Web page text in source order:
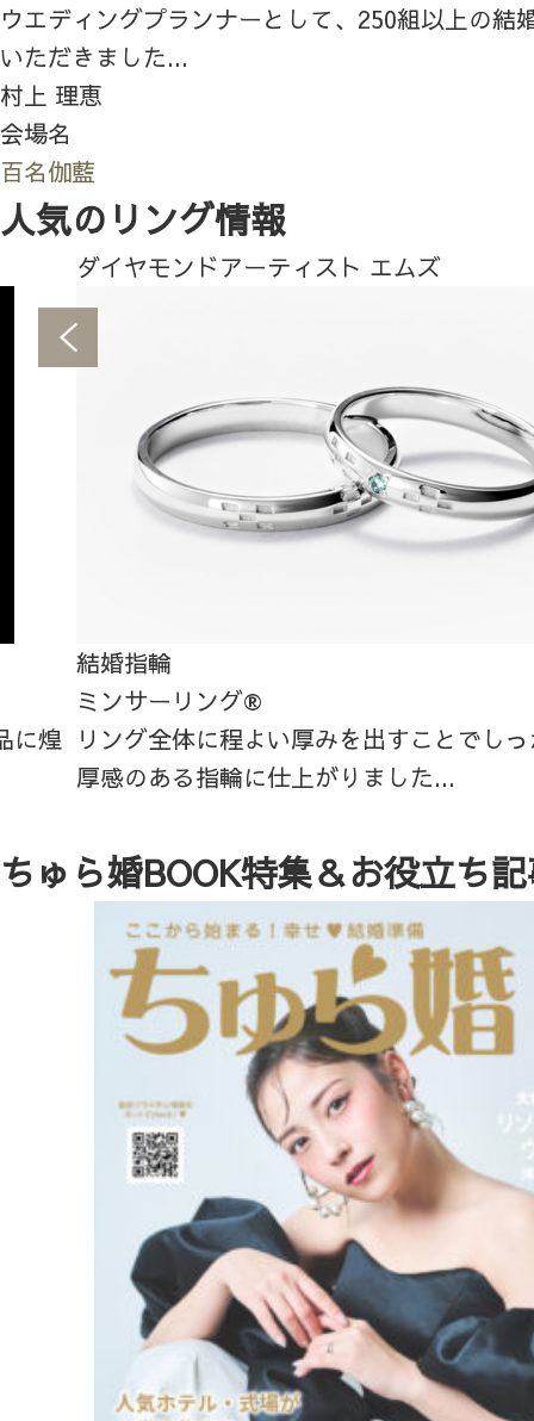
ウエディングプランナーとして、250組以上の結
いただきました...
村上 理恵
会場名
百名伽藍
人気のリング情報
に煌
ダイヤモンドアーティスト エムズ
結婚指輪
ミンサーリング®
リング全体に程よい厚みを出すことでし
厚感のある指輪に仕上がりました...
ちゅら婚BOOK特集＆お役立ち